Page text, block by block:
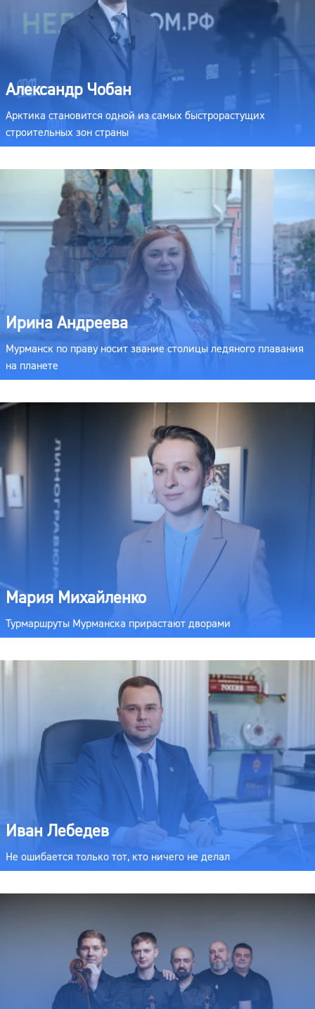
Александр Чобан
Арктика становится одной из самых быстрорастущих
строительных зон страны
Ирина Андреева
Мурманск по праву носит звание столицы ледяного плавания
на планете
Мария Михайленко
Турмаршруты Мурманска прирастают дворами
Иван Лебедев
Не ошибается только тот, кто ничего не делал